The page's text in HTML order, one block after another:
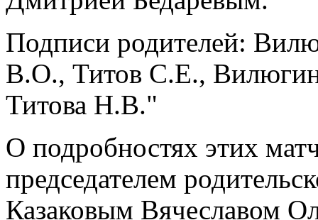
Подписи родителей:
В.О., Титов С.Е.,
Титова Н.В."
О подробностях этих
председателем
Казаковым Вячеславом